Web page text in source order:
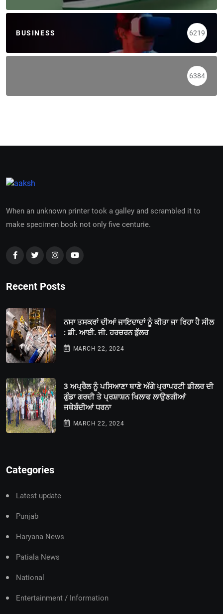
BUSINESS 6219
6384
When an unknown printer took a galley and scrambled it to
make specimen book not only five centurie.
Recent Posts
ਨਸਾ ਤਸਕਰਾਂ ਦੀਆਂ ਜਾਇਦਾਦਾਂ ਨੂੰ ਕੀਤਾ ਜਾ ਰਿਹਾ ਹੈ ਸੀਲ
: ਡੀ. ਆਈ. ਜੀ. ਹਰਚਰਨ ਭੁੱਲਰ
MARCH 22, 2024
3 ਅਪ੍ਰੈਲ ਨੂੰ ਪਸਿਆਣਾ ਥਾਣੇ ਅੱਗੇ ਪ੍ਰਾਪਰਟੀ ਡੀਲਰ ਦੀ
ਗੁੰਡਾ ਗਰਦੀ ਤੇ ਪ੍ਰਸ਼ਾਸ਼ਨ ਖਿਲਾਫ ਲਾਉਣਗੀਆਂ
ਜਥੇਬੰਦੀਆਂ ਧਰਨਾ
MARCH 22, 2024
Categories
Latest update
Punjab
Haryana News
Patiala News
National
Entertainment / Information